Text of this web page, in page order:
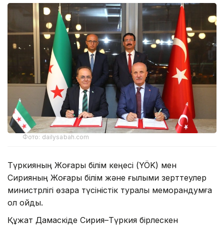
Фото: dailysabah.com
Түркияның Жоғары білім кеңесі (YÖK) мен
Сирияның Жоғары білім және ғылыми зерттеулер
министрлігі өзара түсіністік туралы меморандумға
қол қойды.
Құжат Дамаскіде Сирия–Түркия бірлескен